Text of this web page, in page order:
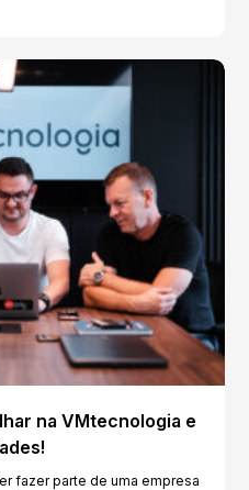
na VMtecnologia e
fazer parte de uma empresa